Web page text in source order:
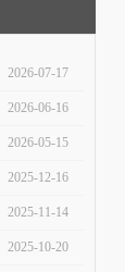
2026-07-17
2026-06-16
2026-05-15
2025-12-16
2025-11-14
2025-10-20